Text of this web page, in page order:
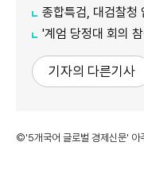
종합특검, 대검찰청 압수
'계엄 당정대 회의 참석' 한동
기자의 다른기사
©'5개국어 글로벌 경제신문' 아